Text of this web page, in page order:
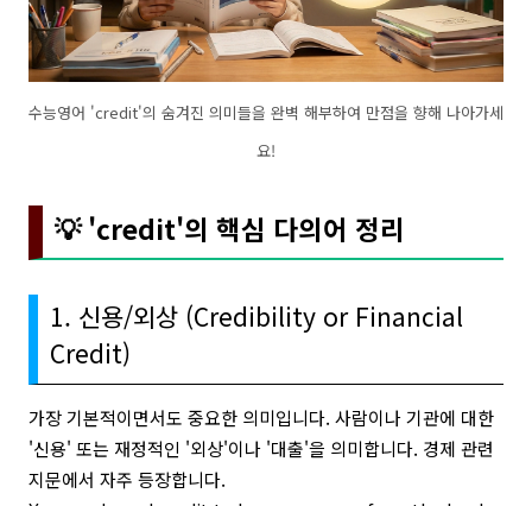
수능영어 'credit'의 숨겨진 의미들을 완벽 해부하여 만점을 향해 나아가세
요!
💡 'credit'의 핵심 다의어 정리
1. 신용/외상 (Credibility or Financial
Credit)
가장 기본적이면서도 중요한 의미입니다. 사람이나 기관에 대한
'신용' 또는 재정적인 '외상'이나 '대출'을 의미합니다. 경제 관련
지문에서 자주 등장합니다.